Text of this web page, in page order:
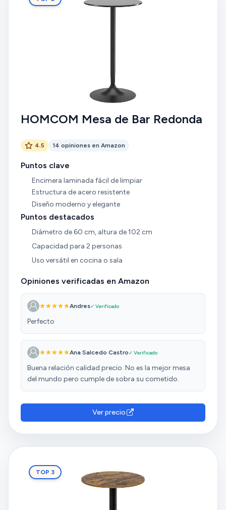
HOMCOM Mesa de Bar Redonda
4.5 14 opiniones en Amazon
Puntos clave
Encimera laminada fácil de limpiar
Estructura de acero resistente
Diseño moderno y elegante
Puntos destacados
Diámetro de 60 cm, altura de 102 cm
Capacidad para 2 personas
Uso versátil en cocina o sala
Opiniones verificadas en Amazon
Andres✓ Verificado
Perfecto
Ana Salcedo Castro✓ Verificado
Buena relación calidad precio. No es la mejor mesa
del mundo pero cumple de sobra su cometido.
Ver precio
TOP 3